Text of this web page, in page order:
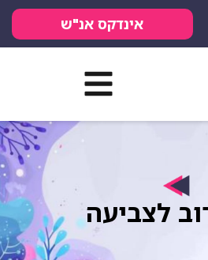
אינדקס אנ"ש
לצביעה